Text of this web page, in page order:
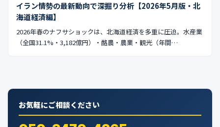
会社案内
🇺🇸🇰🇷🇹🇼🇻🇳
イラン情勢の最新動向で深掘り分析【2026年5月版・北
海道経済編】
2026年春のナフサショックは、北海道経済を多重に圧迫。水産業
（全国31.1%・3,182億円）・酪農・農業・観光（年間…
お気軽にご相談ください